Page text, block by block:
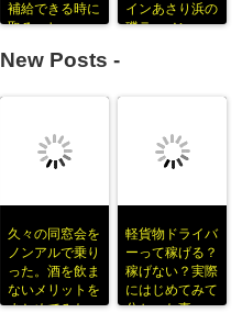
補給できる時に
取るべし
インあさり浜の
磯ラーメン
New Posts -
久々の同窓会を
ノンアルで乗り
った。酒を飲ま
ないメリットを
まとめてみた
軽貨物ドライバ
ーって稼げる？
稼げない？実際
にはじめてみて
分かった事